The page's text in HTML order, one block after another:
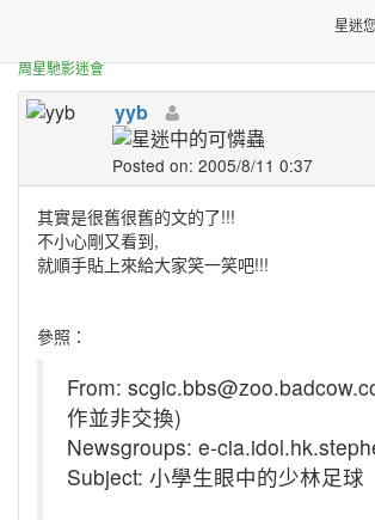
星迷
周星馳影迷會
[轉貼]小學生眼中
yyb
Posted on: 2005/8/11 0:37
其實是很舊很舊的文的了!!!
不小心剛又看到,
就順手貼上來給大家笑一笑吧!!!
參照：
From:
作並非交換)
Newsgroups: e-
Subject: 小學生眼中的少林足球